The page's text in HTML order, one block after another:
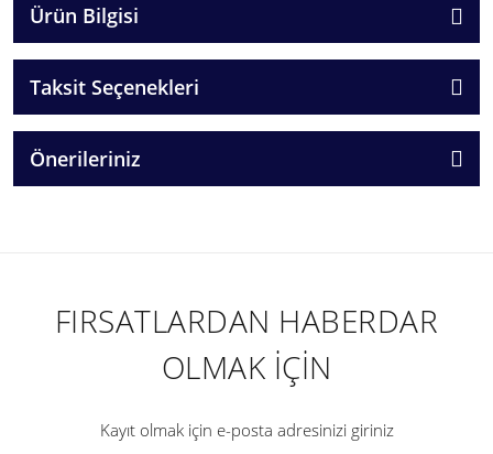
Ürün Bilgisi
Taksit Seçenekleri
Önerileriniz
FIRSATLARDAN HABERDAR
OLMAK İÇİN